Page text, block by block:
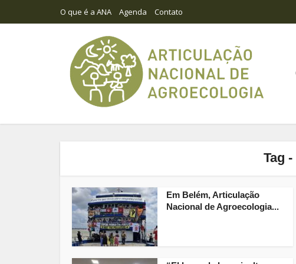
O que é a ANA Agenda Contato
Tag
Em Belém, Articulação
Nacional de Agroecologia...